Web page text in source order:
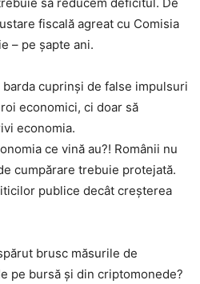
să reducem deficitul. De
fiscală agreat cu Comisia
– pe șapte ani.
cuprinși de false impulsuri
economici, ci doar să
economia.
ce vină au?! Românii nu
cumpărare trebuie protejată.
publice decât creșterea
brusc măsurile de
pe bursă și din criptomonede?